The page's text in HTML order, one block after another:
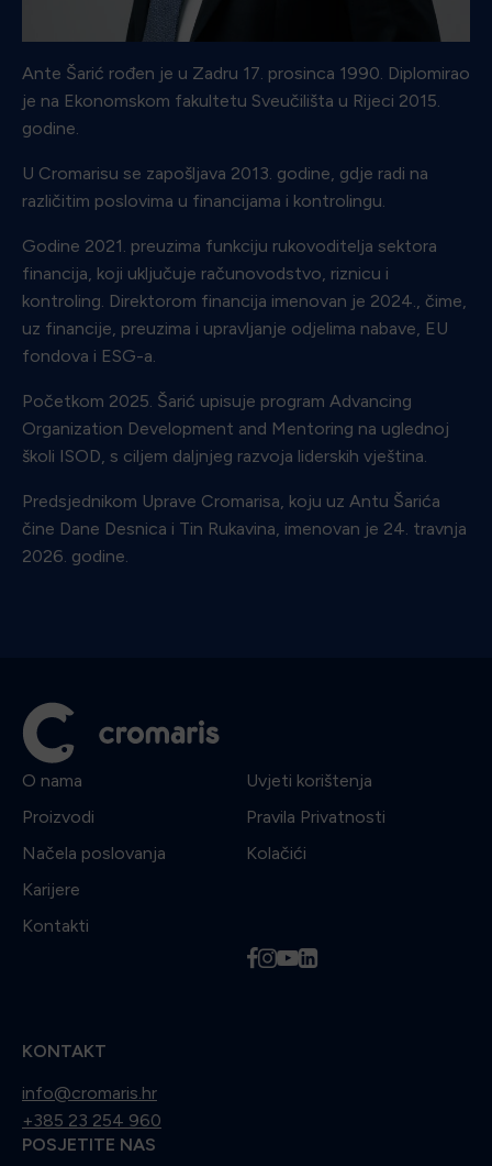
Ante Šarić rođen je u Zadru 17. prosinca 1990. Diplomirao
je na Ekonomskom fakultetu Sveučilišta u Rijeci 2015.
godine.
U Cromarisu se zapošljava 2013. godine, gdje radi na
različitim poslovima u financijama i kontrolingu.
Godine 2021. preuzima funkciju rukovoditelja sektora
financija, koji uključuje računovodstvo, riznicu i
kontroling. Direktorom financija imenovan je 2024., čime,
uz financije, preuzima i upravljanje odjelima nabave, EU
fondova i ESG-a.
Početkom 2025. Šarić upisuje program Advancing
Organization Development and Mentoring na uglednoj
školi ISOD, s ciljem daljnjeg razvoja liderskih vještina.
Predsjednikom Uprave Cromarisa, koju uz Antu Šarića
čine Dane Desnica i Tin Rukavina, imenovan je 24. travnja
2026. godine.
O nama
Proizvodi
Načela poslovanja
Karijere
Kontakti
Uvjeti korištenja
Pravila Privatnosti
Kolačići
fiyl
KONTAKT
info@cromaris.hr
+385 23 254 960
POSJETITE NAS